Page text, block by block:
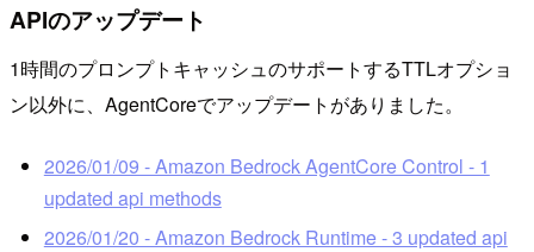
APIのアップデート
1時間のプロンプトキャッシュのサポートするTTLオプショ
ン以外に、AgentCoreでアップデートがありました。
2026/01/09 - Amazon Bedrock AgentCore Control - 1
updated api methods
2026/01/20 - Amazon Bedrock Runtime - 3 updated api